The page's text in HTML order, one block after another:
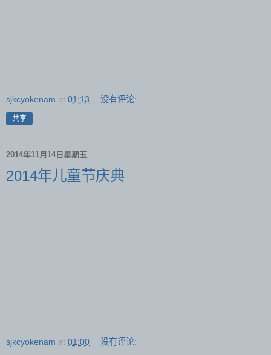
sjkcyokenam at 01:13 没有评论:
共享
2014年11月14日星期五
2014年儿童节庆典
sjkcyokenam at 01:00 没有评论: